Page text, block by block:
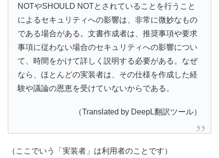
NOTやSHOULD NOTとされていることを行うこと
によるセキュリティへの影響は、非常に微妙なもの
である場合がある。文書作成者は、推奨事項や要求
事項に従わない場合のセキュリティへの影響につい
て、時間をかけて詳しく説明する必要がある。なぜ
なら、ほとんどの実装者は、その仕様を作成した経
験や議論の恩恵を受けていないからである。
（Translated by DeepL翻訳ツール）
（ここでいう「実装者」は利用者のことです）